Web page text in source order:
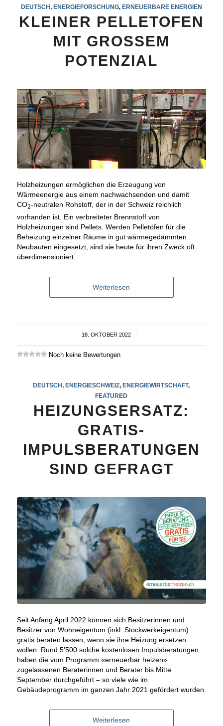
DEUTSCH, ENERGIEFORSCHUNG, ERNEUERBARE ENERGIEN
KLEINER PELLETOFEN
MIT GROSSEM
POTENZIAL
Holzheizungen ermöglichen die Erzeugung von
Wärmeenergie aus einem nachwachsenden und damit
CO2-neutralen Rohstoff, der in der Schweiz reichlich
vorhanden ist. Ein verbreiteter Brennstoff von
Holzheizungen sind Pellets. Werden Pelletöfen für die
Beheizung einzelner Räume in gut wärmegedämmten
Neubauten eingesetzt, sind sie heute für ihren Zweck oft
überdimensioniert.
Weiterlesen
18. OKTOBER 2022
/
Noch keine Bewertungen
DEUTSCH, ENERGIESCHWEIZ, ENERGIEWIRTSCHAFT,
FEATURED
HEIZUNGSERSATZ:
GRATIS-
IMPULSBERATUNGEN
SIND GEFRAGT
Seit Anfang April 2022 können sich Besitzerinnen und
Besitzer von Wohneigentum (inkl. Stockwerkeigentum)
gratis beraten lassen, wenn sie ihre Heizung ersetzen
wollen. Rund 5’500 solche kostenlosen Impulsberatungen
haben die vom Programm «erneuerbar heizen»
zugelassenen Beraterinnen und Berater bis Mitte
September durchgeführt – so viele wie im
Gebäudeprogramm im ganzen Jahr 2021 gefördert wurden.
Weiterlesen